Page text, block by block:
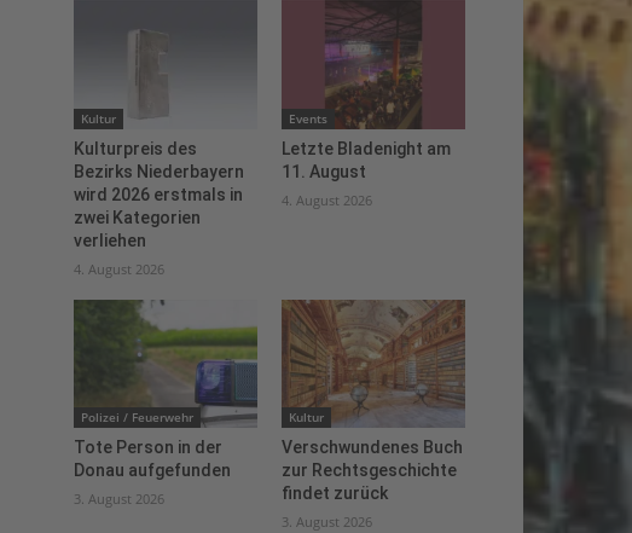
Kultur
Kulturpreis des
Bezirks Niederbayern
wird 2026 erstmals in
zwei Kategorien
verliehen
4. August 2026
Events
Letzte Bladenight am
11. August
4. August 2026
Polizei / Feuerwehr
Tote Person in der
Donau aufgefunden
3. August 2026
Kultur
Verschwundenes Buch
zur Rechtsgeschichte
findet zurück
3. August 2026